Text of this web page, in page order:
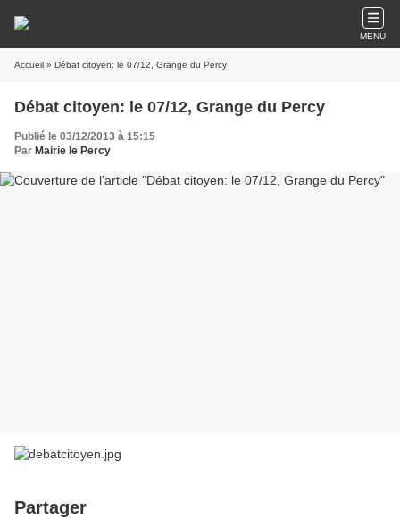
MENU
Accueil » Débat citoyen: le 07/12, Grange du Percy
Débat citoyen: le 07/12, Grange du Percy
Publié le 03/12/2013 à 15:15
Par Mairie le Percy
Partager